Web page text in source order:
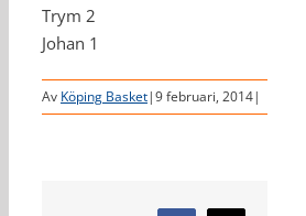
Trym 2
Johan 1
Av Köping Basket|9 februari, 2014|